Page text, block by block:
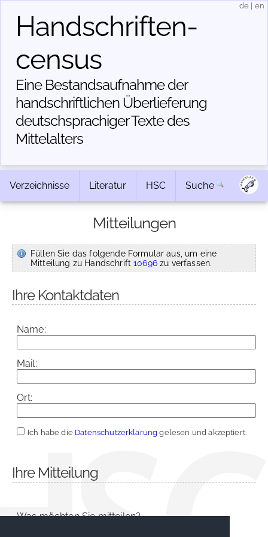
Handschriften­
census
Eine Bestandsaufnahme der
handschriftlichen Über­lieferung
deutschsprachiger Texte des
Mittelalters
de en
Verzeichnisse Literatur HSC Suche
Mitteilungen
Füllen Sie das folgende Formular aus, um eine
Mitteilung zu Handschrift10696zu verfassen.
Ihre Kontaktdaten
Name:
Mail:
Ort:
Ich habe die Datenschutzerklärung gelesen und akzeptiert.
Ihre Mitteilung
Was möchten Sie mitteilen?